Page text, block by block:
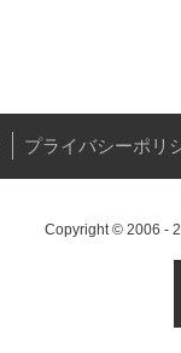
プライバシーポリ
Copyright © 2006 -